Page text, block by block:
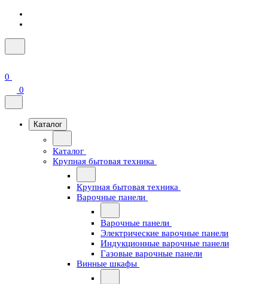
0
0
Каталог
Каталог
Крупная бытовая техника
Крупная бытовая техника
Варочные панели
Варочные панели
Электрические варочные панели
Индукционные варочные панели
Газовые варочные панели
Винные шкафы